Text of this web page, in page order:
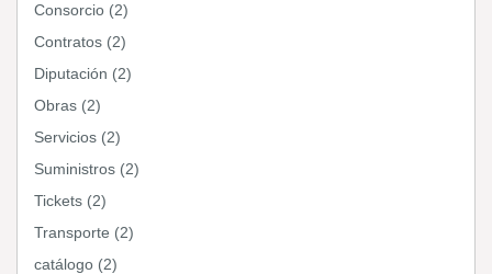
Consorcio (2)
Contratos (2)
Diputación (2)
Obras (2)
Servicios (2)
Suministros (2)
Tickets (2)
Transporte (2)
catálogo (2)